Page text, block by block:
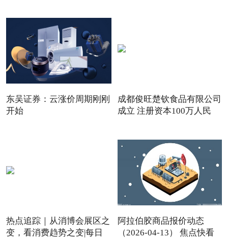
东吴证券：云涨价周期刚刚
开始
成都俊旺楚钦食品有限公司
成立 注册资本100万人民
热点追踪｜从消博会展区之
变，看消费趋势之变|每日
阿拉伯胶商品报价动态
（2026-04-13） 焦点快看